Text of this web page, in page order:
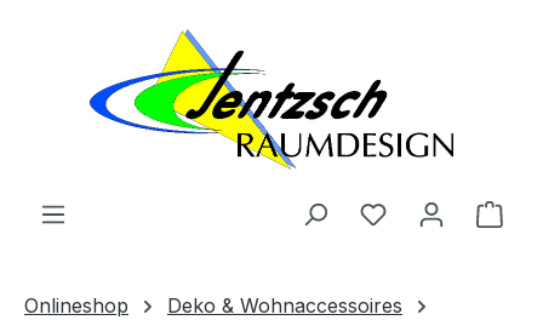
Zum Hauptinhalt springen
Onlineshop
Deko & Wohnaccessoires